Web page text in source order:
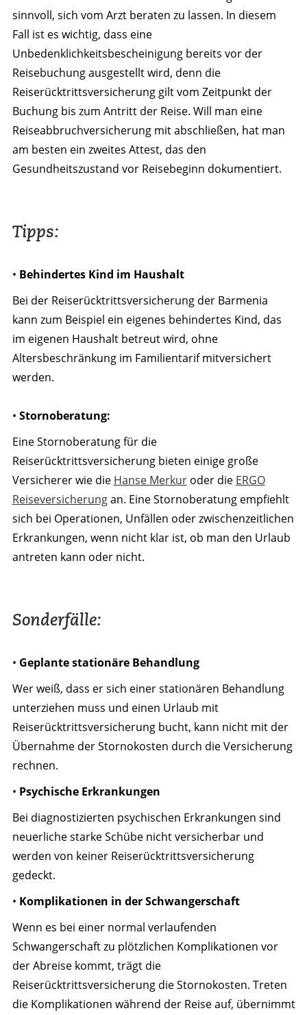
sinnvoll, sich vom Arzt beraten zu lassen. In diesem
Fall ist es wichtig, dass eine
Unbedenklichkeitsbescheinigung bereits vor der
Reisebuchung ausgestellt wird, denn die
Reiserücktrittsversicherung gilt vom Zeitpunkt der
Buchung bis zum Antritt der Reise. Will man eine
Reiseabbruchversicherung mit abschließen, hat man
am besten ein zweites Attest, das den
Gesundheitszustand vor Reisebeginn dokumentiert.
Tipps:
• Behindertes Kind im Haushalt
Bei der Reiserücktrittsversicherung der Barmenia
kann zum Beispiel ein eigenes behindertes Kind, das
im eigenen Haushalt betreut wird, ohne
Altersbeschränkung im Familientarif mitversichert
werden.
• Stornoberatung:
Eine Stornoberatung für die
Reiserücktrittsversicherung bieten einige große
Versicherer wie die Hanse Merkuroder die ERGO
Reiseversicherungan. Eine Stornoberatung empfiehlt
sich bei Operationen, Unfällen oder zwischenzeitlichen
Erkrankungen, wenn nicht klar ist, ob man den Urlaub
antreten kann oder nicht.
Sonderfälle:
• Geplante stationäre Behandlung
Wer weiß, dass er sich einer stationären Behandlung
unterziehen muss und einen Urlaub mit
Reiserücktrittsversicherung bucht, kann nicht mit der
Übernahme der Stornokosten durch die Versicherung
rechnen.
• Psychische Erkrankungen
Bei diagnostizierten psychischen Erkrankungen sind
neuerliche starke Schübe nicht versicherbar und
werden von keiner Reiserücktrittsversicherung
gedeckt.
• Komplikationen in der Schwangerschaft
Wenn es bei einer normal verlaufenden
Schwangerschaft zu plötzlichen Komplikationen vor
der Abreise kommt, trägt die
Reiserücktrittsversicherung die Stornokosten. Treten
die Komplikationen während der Reise auf, übernimmt